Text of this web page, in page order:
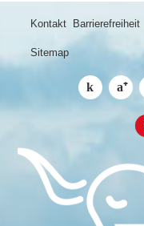
Kontakt Barrierefreiheit
Sitemap